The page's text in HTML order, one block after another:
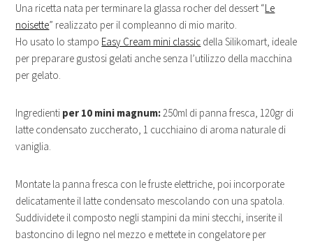
Una ricetta nata per terminare la glassa rocher del dessert “Le
noisette” realizzato per il compleanno di mio marito.
Ho usato lo stampo Easy Cream mini classic della Silikomart, ideale
per preparare gustosi gelati anche senza l’utilizzo della macchina
per gelato.
Ingredienti per 10 mini magnum:250ml di panna fresca, 120gr di
latte condensato zuccherato, 1 cucchiaino di aroma naturale di
vaniglia.
Montate la panna fresca con le fruste elettriche, poi incorporate
delicatamente il latte condensato mescolando con una spatola.
Suddividete il composto negli stampini da mini stecchi, inserite il
bastoncino di legno nel mezzo e mettete in congelatore per